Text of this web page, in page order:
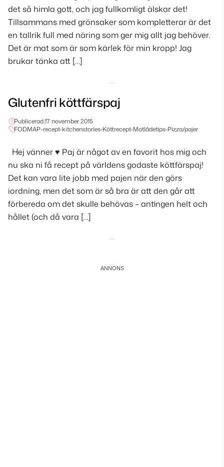
det så himla gott, och jag fullkomligt älskar det!
Tillsammans med grönsaker som kompletterar är det
en tallrik full med näring som ger mig allt jag behöver.
Det är mat som är som kärlek för min kropp! Jag
brukar tänka att […]
Glutenfri köttfärspaj
Publicerad,17 november 2015
FODMAP-recept•kitchenstories•Köttrecept•Matlådetips•Pizza/pajer
Hej vänner ♥ Paj är något av en favorit hos mig och
nu ska ni få recept på världens godaste köttfärspaj!
Det kan vara lite jobb med pajen när den görs
iordning, men det som är så bra är att den går att
förbereda om det skulle behövas – antingen helt och
hållet (och då vara […]